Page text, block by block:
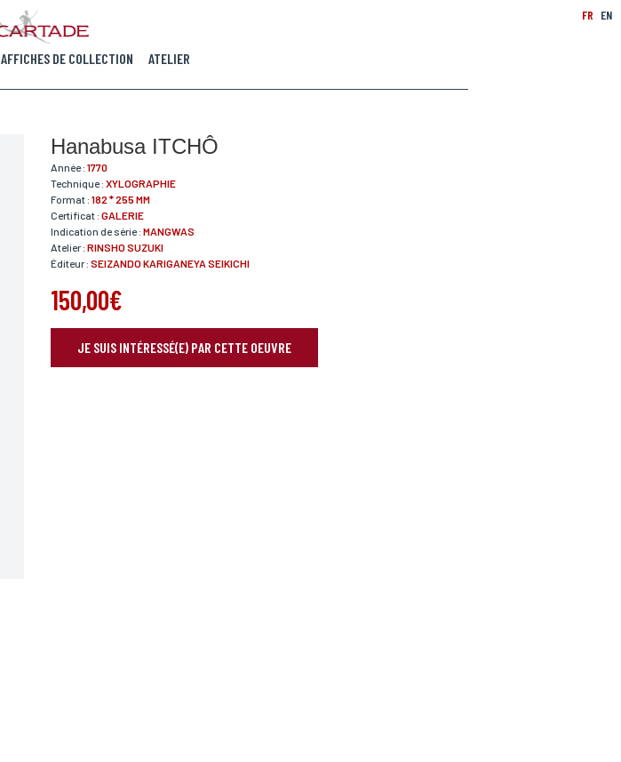
AFFICHES DE COLLECTION ATELIER
FR EN
Hanabusa ITCHÔ
Année : 1770
Technique : XYLOGRAPHIE
Format : 182 * 255 MM
Certificat : GALERIE
Indication de série : MANGWAS
Atelier : RINSHO SUZUKI
Éditeur : SEIZANDO KARIGANEYA SEIKICHI
150,00€
JE SUIS INTÉRESSÉ(E) PAR CETTE OEUVRE